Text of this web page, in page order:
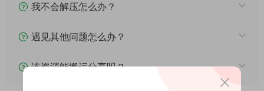
我不会解压怎么办？
遇见其他问题怎么办？
该资源能搬运分享吗？